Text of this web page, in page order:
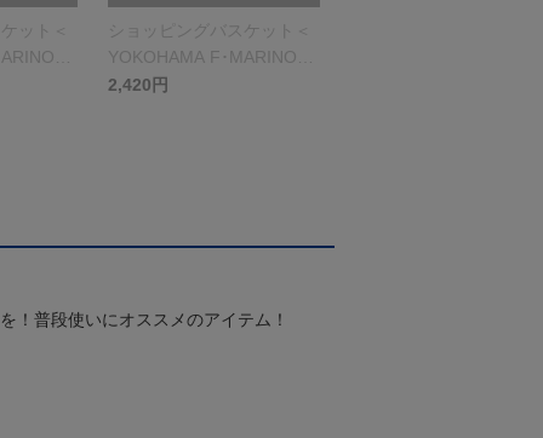
ット＜
ショッピングバスケット＜
YOKOHAMA F･MARINOS
＞ブルー
2,420円
！普段使いにオススメのアイテム！